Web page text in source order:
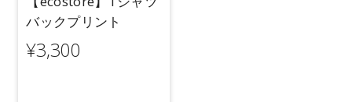
バックプリント
¥3,300